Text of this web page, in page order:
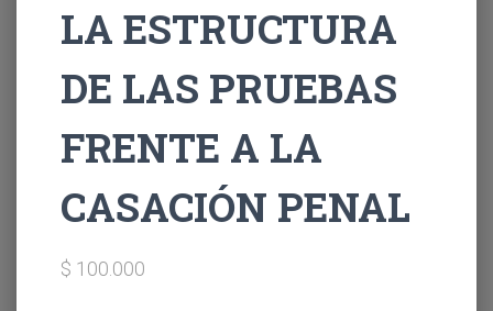
LA ESTRUCTURA
DE LAS PRUEBAS
FRENTE A LA
CASACIÓN PENAL
$ 100.000